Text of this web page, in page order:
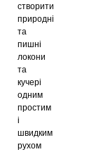
створити
природні
та
пишні
локони
та
кучері
одним
простим
і
швидким
рухом